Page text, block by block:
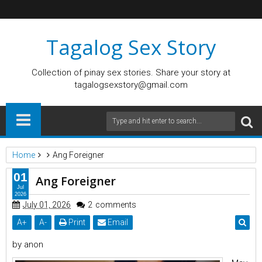
Tagalog Sex Story
Collection of pinay sex stories. Share your story at
tagalogsexstory@gmail.com
Home Ang Foreigner
Ang Foreigner
July 01, 2026 2 comments
A+ A- Print Email
by anon
01
Jul
2026